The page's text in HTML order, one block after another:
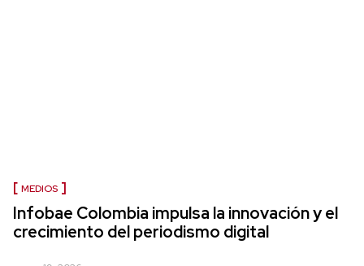
MEDIOS
Infobae Colombia impulsa la innovación y el
crecimiento del periodismo digital